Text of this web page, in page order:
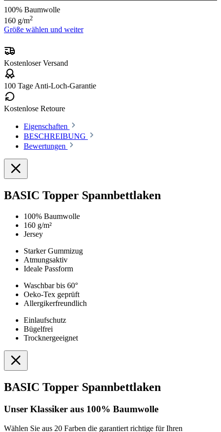
100% Baumwolle
160 g/m2
Größe wählen und weiter
Kostenloser Versand
100 Tage Anti-Loch-Garantie
Kostenlose Retoure
Eigenschaften
BESCHREIBUNG
Bewertungen
BASIC Topper Spannbettlaken
100% Baumwolle
160 g/m²
Jersey
Starker Gummizug
Atmungsaktiv
Ideale Passform
Waschbar bis 60°
Oeko-Tex geprüft
Allergikerfreundlich
Einlaufschutz
Bügelfrei
Trocknergeeignet
BASIC Topper Spannbettlaken
Unser Klassiker aus 100% Baumwolle
Wählen Sie aus 20 Farben die garantiert richtige für Ihren